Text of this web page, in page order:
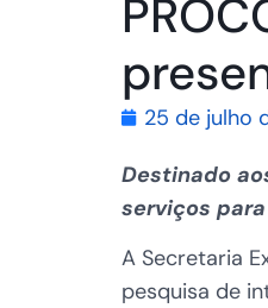
25 de julho
Destinado
serviços
A Secretaria
pesquisa de